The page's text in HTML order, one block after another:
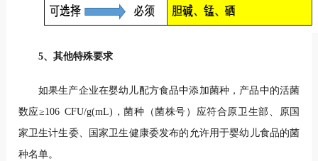
5、其他特殊要求
如果生产企业在婴幼儿配方食品中添加菌种，产品中的活菌
数应≥106 CFU/g(mL)，菌种（菌株号）应符合原卫生部、原国
家卫生计生委、国家卫生健康委发布的允许用于婴幼儿食品的菌
种名单。